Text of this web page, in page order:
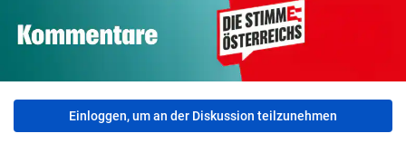
Einloggen, um an der Diskussion teilzunehmen